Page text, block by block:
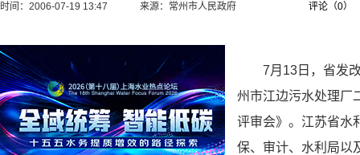
时间：2006-07-19 13:47 来源： 常州市人民政府 评论（0）
7月13日，省发改
州市江边污水处理厂
评审会》。江苏省水
保、审计、水利局以